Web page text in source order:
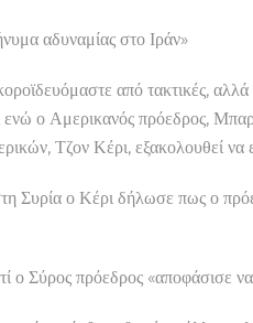
αδυναμίας στο Ιράν»
από τακτικές,
ενώ ο Αμερικανός πρόεδρος,
Τζον Κέρι, εξακολουθεί να
Συρία ο Κέρι δήλωσε πως ο
ο Σύρος πρόεδρος «αποφάσισε